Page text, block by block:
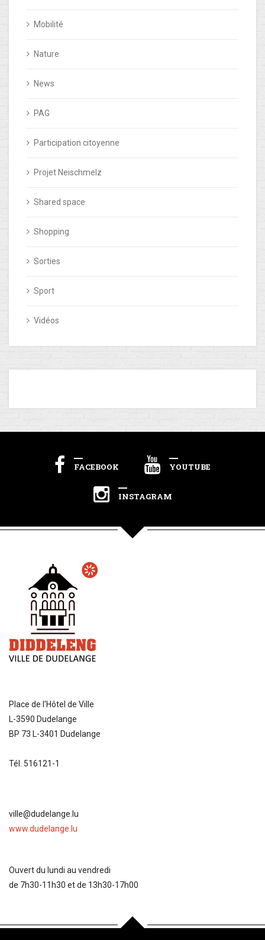
Mobilité
Nature
News
PAG
Participation citoyenne
Projet Neischmelz
Shared space
Shopping
Sorties
Sport
Vidéos
FACEBOOK YOUTUBE
INSTAGRAM
Place de l'Hôtel de Ville
L-3590 Dudelange
BP 73 L-3401 Dudelange
Tél. 516121-1
ville@dudelange.lu
www.dudelange.lu
Ouvert du lundi au vendredi
de 7h30-11h30 et de 13h30-17h00